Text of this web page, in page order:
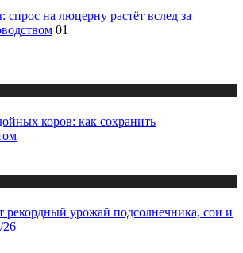
на люцерну растёт вслед за
01
коров: как сохранить
рекордный урожай подсолнечника, сои и
26